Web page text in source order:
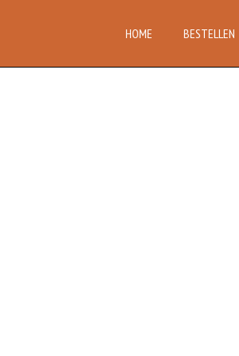
HOME BESTELLEN